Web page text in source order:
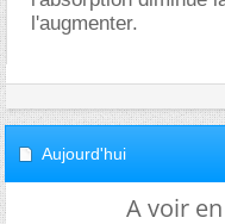
l'augmenter.
Aujourd'hui
A voir